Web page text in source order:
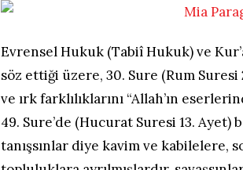
Evrensel Hukuk (Tabiî Hukuk) ve
söz ettiği üzere, 30. Sure (Rum
ve ırk farklılıklarını “Allah’ın
49. Sure’de (Hucurat Suresi 13.
tanışsınlar diye kavim ve kabilelere,